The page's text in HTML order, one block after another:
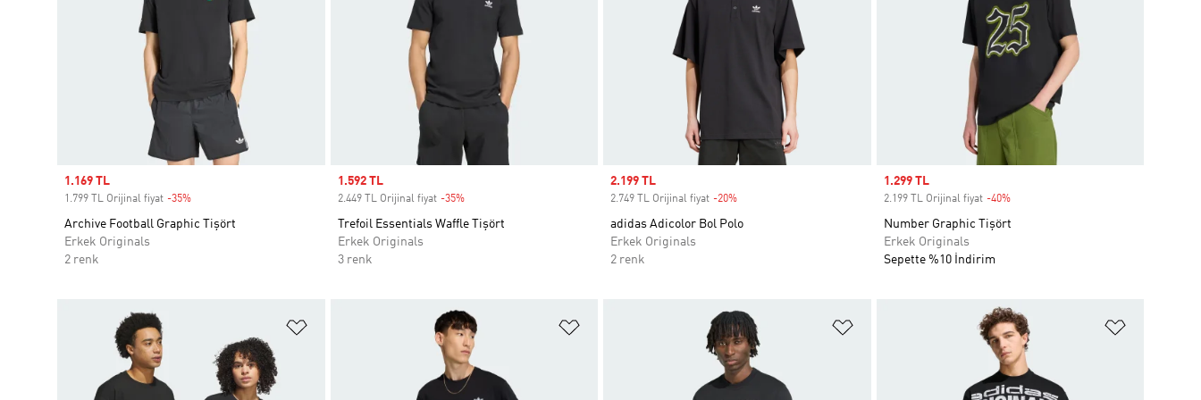
Sale price
1.169 TL
1.799 TL Orijinal fiyat -35%
Archive Football Graphic Tişört
Erkek Originals
2 renk
Sale price
1.592 TL
2.449 TL Orijinal fiyat -35%Discount
Trefoil Essentials Waffle Tişört
Erkek Originals
3 renk
Sale price
2.199 TL
2.749 TL Orijinal fiyat -20%
adidas Adicolor Bol Polo
Erkek Originals
2 renk
Sale price
1.299 TL
2.199 TL Orijinal fiyat -40%Discount
Number Graphic Tişört
Erkek Originals
Sepette %10 İndirim
Favori Listesine Ekle Favori Listesine Ekle Favori Listesine Ekle